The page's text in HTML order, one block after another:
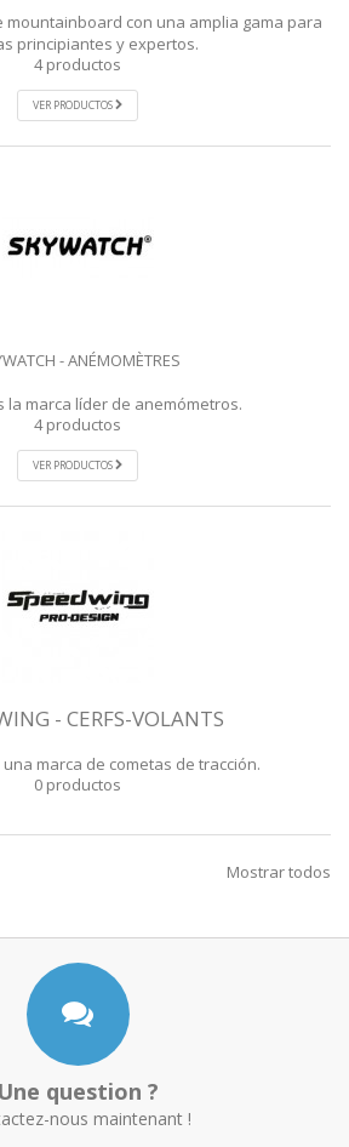
mountainboard con una amplia gama para
principiantes y expertos.
4 productos
VER PRODUCTOS
- ANÉMOMÈTRES
la marca líder de anemómetros.
4 productos
VER PRODUCTOS
- CERFS-VOLANTS
marca de cometas de tracción.
0 productos
Mostrar todos
Une question ?
nous maintenant !